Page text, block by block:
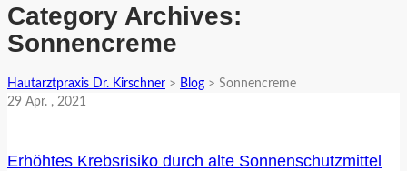
Category Archives:
Sonnencreme
Hautarztpraxis Dr. Kirschner > Blog > Sonnencreme
29 Apr. , 2021
Erhöhtes Krebsrisiko durch alte Sonnenschutzmittel